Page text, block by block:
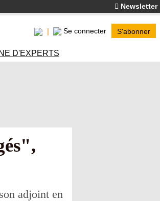
Newsletter
Se connecter S'abonner
D'EXPERTS
adjoint en